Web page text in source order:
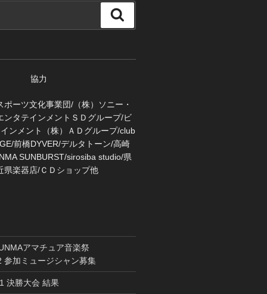
索
協力
ポーツ文化事業団/（株）ソニー・
ンタテインメントＳＤグループ/ビ
ンメント（株）ＡＤグループ/club
前橋DYVER/デルタトーン/高崎
SUNBURST/sirosiba studio/県
県楽器店/ＣＤショップ他
アマチュア音楽祭
参加ミュージシャン募集
決勝大会 結果